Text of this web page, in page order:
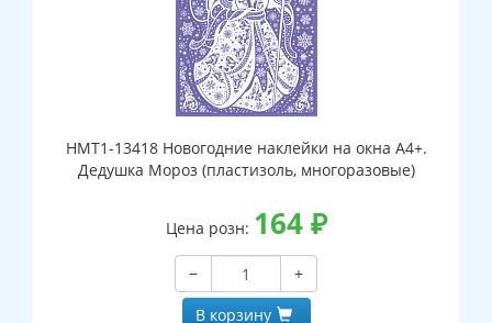
НМТ1-13418 Новогодние наклейки на окна А4+.
Дедушка Мороз (пластизоль, многоразовые)
Цена розн: 164₽
−
+
В корзину